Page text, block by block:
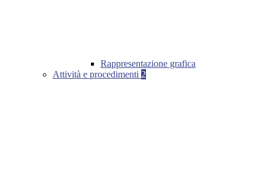
Rappresentazione grafica
Attività e procedimenti 2